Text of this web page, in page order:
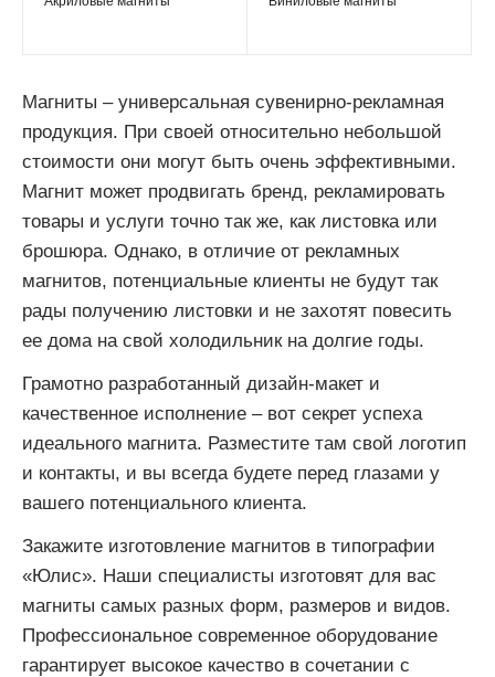
Магниты – универсальная сувенирно-рекламная
продукция. При своей относительно небольшой
стоимости они могут быть очень эффективными.
Магнит может продвигать бренд, рекламировать
товары и услуги точно так же, как листовка или
брошюра. Однако, в отличие от рекламных
магнитов, потенциальные клиенты не будут так
рады получению листовки и не захотят повесить
ее дома на свой холодильник на долгие годы.
Грамотно разработанный дизайн-макет и
качественное исполнение – вот секрет успеха
идеального магнита. Разместите там свой логотип
и контакты, и вы всегда будете перед глазами у
вашего потенциального клиента.
Закажите изготовление магнитов в типографии
«Юлис». Наши специалисты изготовят для вас
магниты самых разных форм, размеров и видов.
Профессиональное современное оборудование
гарантирует высокое качество в сочетании с